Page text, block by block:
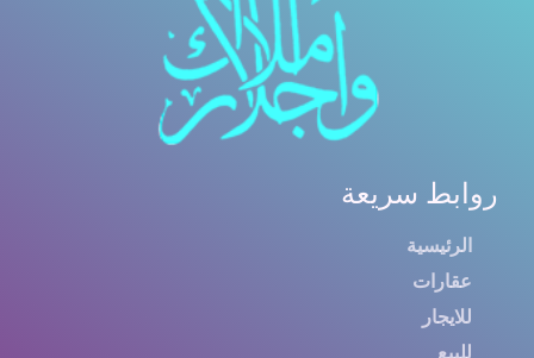
روابط سريعة
الرئيسية
عقارات
للايجار